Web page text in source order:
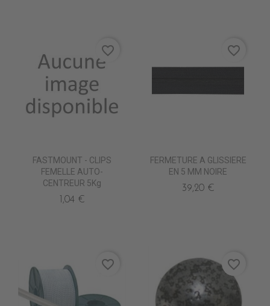
FASTMOUNT - CLIPS
FEMELLE AUTO-
CENTREUR 5Kg
1,04 €
favorite_border
FERMETURE A GLISSIERE
EN 5 MM NOIRE
39,20 €
favorite_border
favorite_border favorite_border